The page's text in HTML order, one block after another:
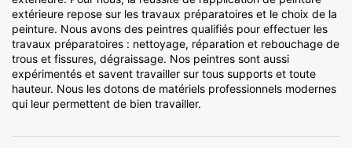
extérieure repose sur les travaux préparatoires et le choix de la
peinture. Nous avons des peintres qualifiés pour effectuer les
travaux préparatoires : nettoyage, réparation et rebouchage de
trous et fissures, dégraissage. Nos peintres sont aussi
expérimentés et savent travailler sur tous supports et toute
hauteur. Nous les dotons de matériels professionnels modernes
qui leur permettent de bien travailler.